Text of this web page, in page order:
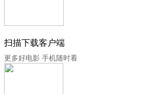
扫描下载客户端
更多好电影 手机随时看